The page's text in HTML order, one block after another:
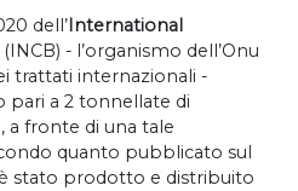
dell’International
(INCB) - l’organismo dell’Onu
trattati internazionali -
pari a 2 tonnellate di
a fronte di una tale
quanto pubblicato sul
stato prodotto e distribuito